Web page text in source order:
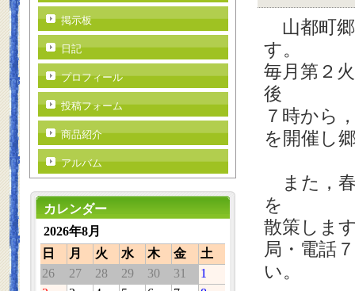
山都町郷
す。
毎月第２
後
７時から
を開催し
また，春
を
散策しま
局・電話
い。
掲示板
日記
プロフィール
投稿フォーム
商品紹介
アルバム
カレンダー
2026年8月
日
月 火 水 木 金
土
26
27 28 29 30 31
1